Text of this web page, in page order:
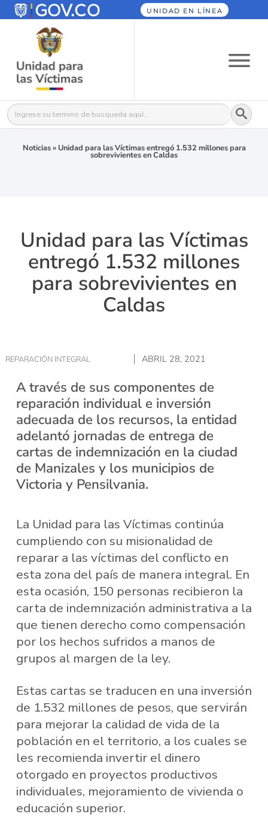
UNIDAD EN LÍNEA
Buscar: Botón
Noticias» Unidad para las Víctimas entregó 1.532 millones para
sobrevivientes en Caldas
Unidad para las Víctimas
entregó 1.532 millones
para sobrevivientes en
Caldas
REPARACIÓN INTEGRAL ABRIL 28, 2021
A través de sus componentes de
reparación individual e inversión
adecuada de los recursos, la entidad
adelantó jornadas de entrega de
cartas de indemnización en la ciudad
de Manizales y los municipios de
Victoria y Pensilvania.
La Unidad para las Víctimas continúa
cumpliendo con su misionalidad de
reparar a las víctimas del conflicto en
esta zona del país de manera integral. En
esta ocasión, 150 personas recibieron la
carta de indemnización administrativa a la
que tienen derecho como compensación
por los hechos sufridos a manos de
grupos al margen de la ley.
Estas cartas se traducen en una inversión
de 1.532 millones de pesos, que servirán
para mejorar la calidad de vida de la
población en el territorio, a los cuales se
les recomienda invertir el dinero
otorgado en proyectos productivos
individuales, mejoramiento de vivienda o
educación superior.